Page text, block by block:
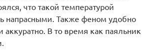
что такой температурой
напрасными. Также феном удобно
аккуратно. В то время как паяльник